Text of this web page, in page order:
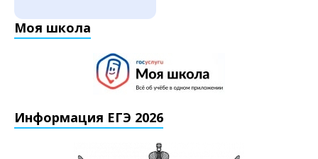
Моя школа
Информация ЕГЭ 2026